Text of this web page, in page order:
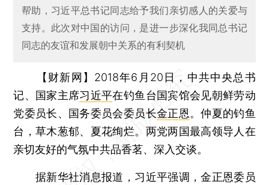
帮助，习近平总书记同志给予我们亲切感人的关爱与
支持。此次对中国的访问，是进一步深化我同总书记
同志的友谊和发展朝中关系的有利契机
【财新网】 2018年6月20日，中共中央总书
记、国家主席习近平在钓鱼台国宾馆会见朝鲜劳动
党委员长、国务委员会委员长金正恩。仲夏的钓鱼
台，草木葱郁、夏花绚烂。两党两国最高领导人在
亲切友好的气氛中共品香茗、深入交谈。
据新华社消息报道，习近平强调，金正恩委员